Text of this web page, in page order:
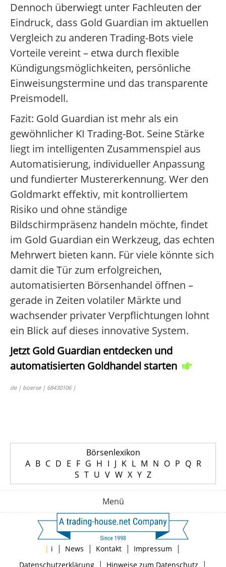
Dennoch überwiegt unter Fachleuten der
Eindruck, dass Gold Guardian im aktuellen
Vergleich zu anderen Trading-Bots viele
Vorteile vereint – etwa durch flexible
Kündigungsmöglichkeiten, persönliche
Einweisungstermine und das transparente
Preismodell.
Fazit: Gold Guardian ist mehr als ein
gewöhnlicher KI Trading-Bot. Seine Stärke
liegt im intelligenten Zusammenspiel aus
Automatisierung, individueller Anpassung
und fundierter Mustererkennung. Wer den
Goldmarkt effektiv, mit kontrolliertem
Risiko und ohne ständige
Bildschirmpräsenz handeln möchte, findet
im Gold Guardian ein Werkzeug, das echten
Mehrwert bieten kann. Für viele könnte sich
damit die Tür zum erfolgreichen,
automatisierten Börsenhandel öffnen –
gerade in Zeiten volatiler Märkte und
wachsender privater Verpflichtungen lohnt
ein Blick auf dieses innovative System.
Jetzt Gold Guardian entdecken und
automatisierten Goldhandel starten
de | boerse | 68430106 |
Börsenlexikon
A B C D E F G H I J K L M N O P Q R
S T U V W X Y Z
Menü
| i | News | Kontakt | Impressum |
Datenschutzerklärung| Hinweise zum Datenschutz |